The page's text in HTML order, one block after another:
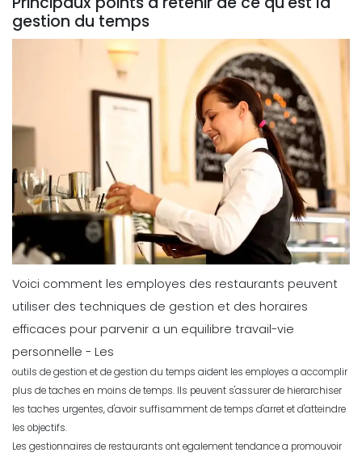
gestion du temps
Voici comment les employes des restaurants peuvent
utiliser des techniques de gestion et des horaires
efficaces pour parvenir a un equilibre travail-vie
personnelle - Les
outils de gestion et de gestion du temps aident les employes a accomplir
plus de taches en moins de temps. Ils peuvent s'assurer de hierarchiser
les taches urgentes, d'avoir suffisamment de temps d'arret et d'atteindre
les objectifs.
Les gestionnaires de restaurants ont egalement tendance a promouvoir